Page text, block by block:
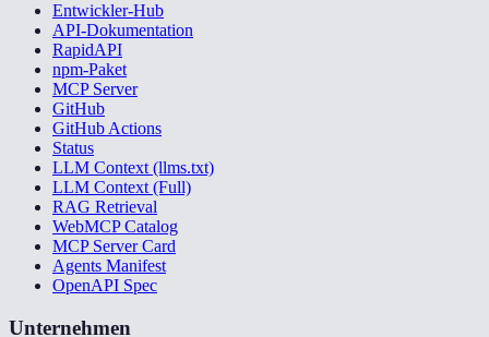
Entwickler-Hub
API-Dokumentation
RapidAPI
npm-Paket
MCP Server
GitHub
GitHub Actions
Status
LLM Context (llms.txt)
LLM Context (Full)
RAG Retrieval
WebMCP Catalog
MCP Server Card
Agents Manifest
OpenAPI Spec
Unternehmen